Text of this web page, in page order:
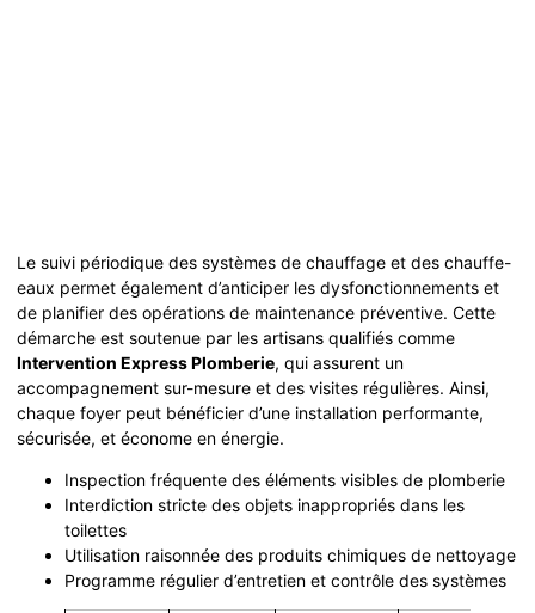
Le suivi périodique des systèmes de chauffage et des chauffe-
eaux permet également d’anticiper les dysfonctionnements et
de planifier des opérations de maintenance préventive. Cette
démarche est soutenue par les artisans qualifiés comme
Intervention Express Plomberie, qui assurent un
accompagnement sur-mesure et des visites régulières. Ainsi,
chaque foyer peut bénéficier d’une installation performante,
sécurisée, et économe en énergie.
Inspection fréquente des éléments visibles de plomberie
Interdiction stricte des objets inappropriés dans les
toilettes
Utilisation raisonnée des produits chimiques de nettoyage
Programme régulier d’entretien et contrôle des systèmes